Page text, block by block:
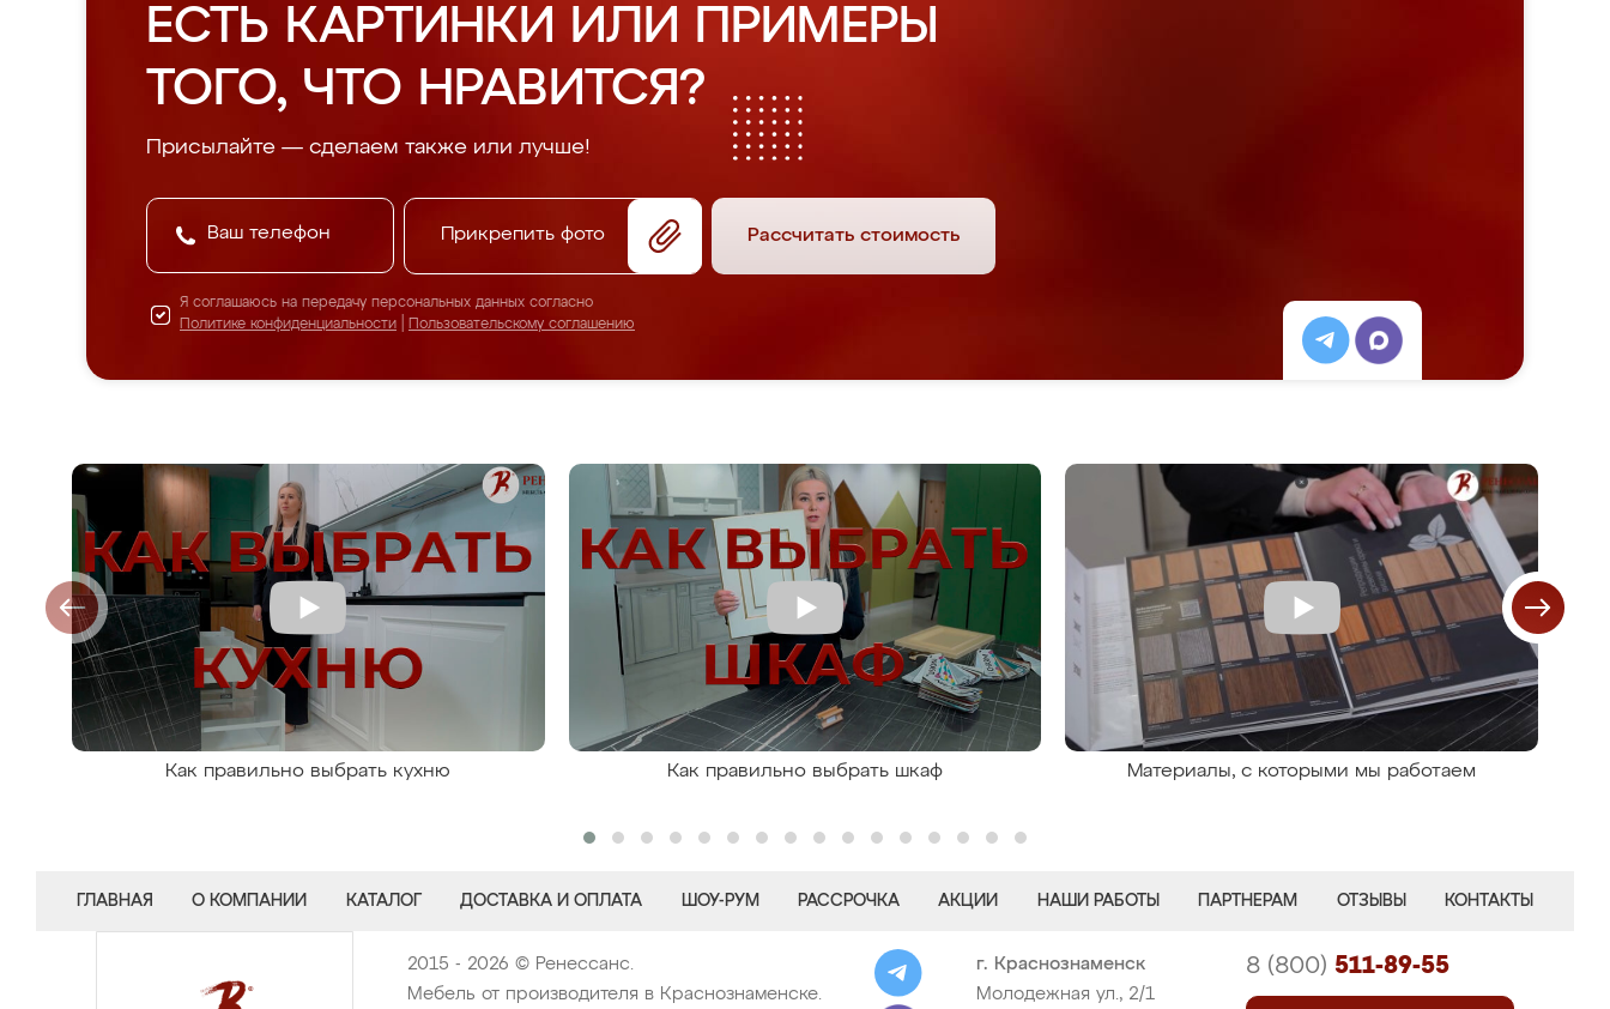
ЕСТЬ КАРТИНКИ ИЛИ ПРИМЕРЫ
ТОГО, ЧТО НРАВИТСЯ?
Присылайте — сделаем также или лучше!
Прикрепить фото Рассчитать стоимость
Я соглашаюсь на передачу персональных данных согласно
Политике конфиденциальности
Пользовательскому соглашению
Как правильно выбрать кухню Как правильно выбрать шкаф Материалы, с которыми мы работаем
ГЛАВНАЯ О КОМПАНИИ КАТАЛОГ ДОСТАВКА И ОПЛАТА ШОУ-РУМ РАССРОЧКА АКЦИИ НАШИ РАБОТЫ ПАРТНЕРАМ ОТЗЫВЫ КОНТАКТЫ
2015 - 2026 © Ренессанс.
Мебель от производителя в Краснознаменске.
г. Краснознаменск
Молодежная ул., 2/1
8 (800) 511-89-55